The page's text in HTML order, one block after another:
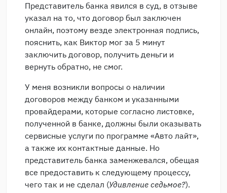
Представитель банка явился в суд, в отзыве
указал на то, что договор был заключен
онлайн, поэтому везде электронная подпись,
пояснить, как Виктор мог за 5 минут
заключить договор, получить деньги и
вернуть обратно, не смог.
У меня возникли вопросы о наличии
договоров между банком и указанными
провайдерами, которые согласно листовке,
полученной в банке, должны были оказывать
сервисные услуги по программе «Авто лайт»,
а также их контактные данные. Но
представитель банка заменжевался, обещая
все предоставить к следующему процессу,
чего так и не сделал (Удивление седьмое?).